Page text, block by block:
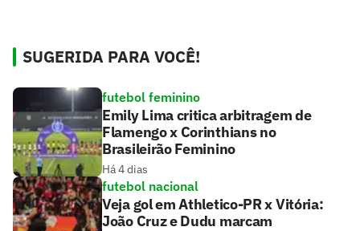
SUGERIDA PARA VOCÊ!
futebol feminino
Emily Lima critica arbitragem de
Flamengo x Corinthians no
Brasileirão Feminino
Há 4 dias
futebol nacional
Veja gol em Athletico-PR x Vitória:
João Cruz e Dudu marcam